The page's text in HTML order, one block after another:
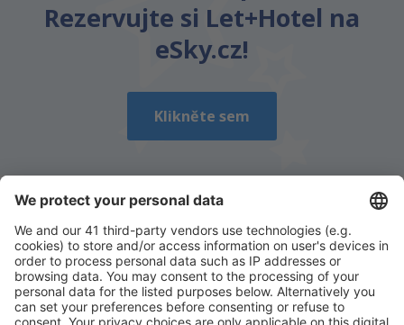
Nevyčerpává téma
Rezervujte si Let+Hotel na
eSky.cz!
Klikněte sem
Stáhněte si naši aplikacia plánujte své cesty